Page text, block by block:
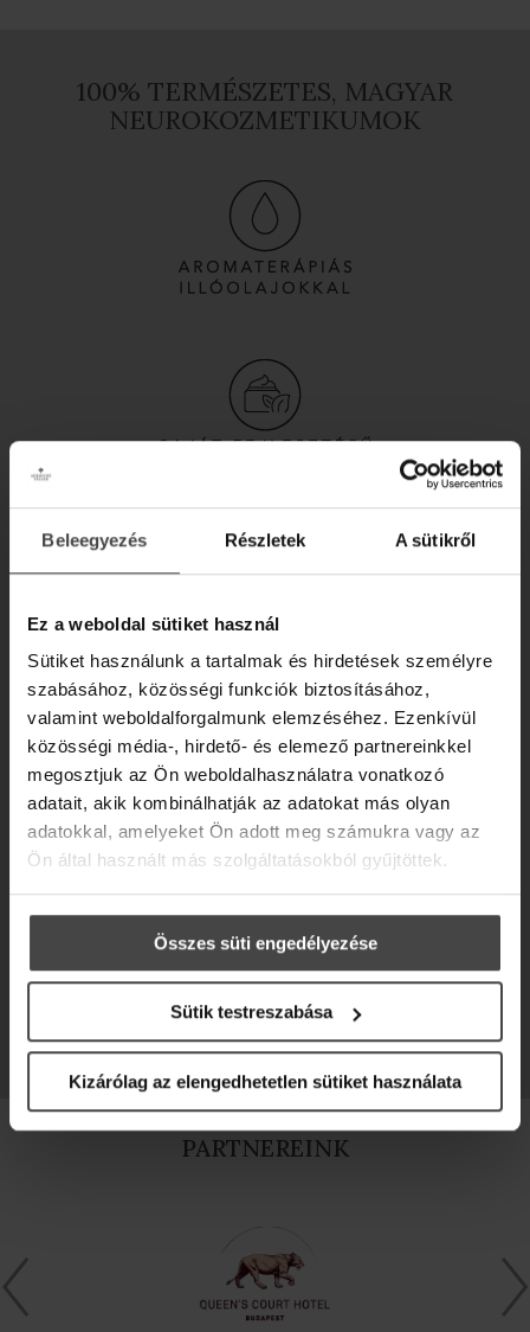
Beleegyezés Részletek A sütikről
Ez a weboldal sütiket használ
Sütiket használunk a tartalmak és hirdetések személyre
szabásához, közösségi funkciók biztosításához,
valamint weboldalforgalmunk elemzéséhez. Ezenkívül
közösségi média-, hirdető- és elemező partnereinkkel
megosztjuk az Ön weboldalhasználatra vonatkozó
adatait, akik kombinálhatják az adatokat más olyan
adatokkal, amelyeket Ön adott meg számukra vagy az
Ön által használt más szolgáltatásokból gyűjtöttek.
Összes süti engedélyezése
Sütik testreszabása
Kizárólag az elengedhetetlen sütiket használata
100% TERMÉSZETES, MAGYAR
NEUROKOZMETIKUMOK
PARTNEREINK